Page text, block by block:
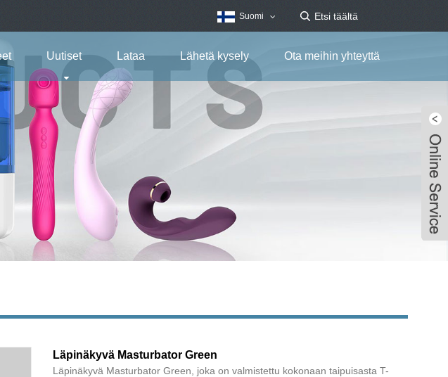
Suomi
Uutiset Lataa Lähetä kysely Ota meihin yhteyttä
Läpinäkyvä Masturbator Green
Läpinäkyvä Masturbator Green, joka on valmistettu kokonaan taipuisasta T-